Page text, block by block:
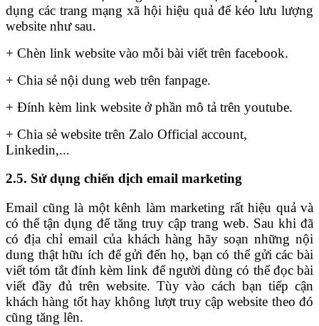
dụng các trang mạng xã hội hiệu quả để kéo lưu lượng
website như sau.
+ Chèn link website vào mỗi bài viết trên facebook.
+ Chia sẻ nội dung web trên fanpage.
+ Đính kèm link website ở phần mô tả trên youtube.
+ Chia sẻ website trên Zalo Official account,
Linkedin,...
2.5. Sử dụng chiến dịch email marketing
Email cũng là một kênh làm marketing rất hiệu quả và
có thể tận dụng để tăng truy cập trang web. Sau khi đã
có địa chỉ email của khách hàng hãy soạn những nội
dung thật hữu ích để gửi đến họ, bạn có thể gửi các bài
viết tóm tắt đính kèm link để người dùng có thể đọc bài
viết đầy đủ trên website. Tùy vào cách bạn tiếp cận
khách hàng tốt hay không lượt truy cập website theo đó
cũng tăng lên.